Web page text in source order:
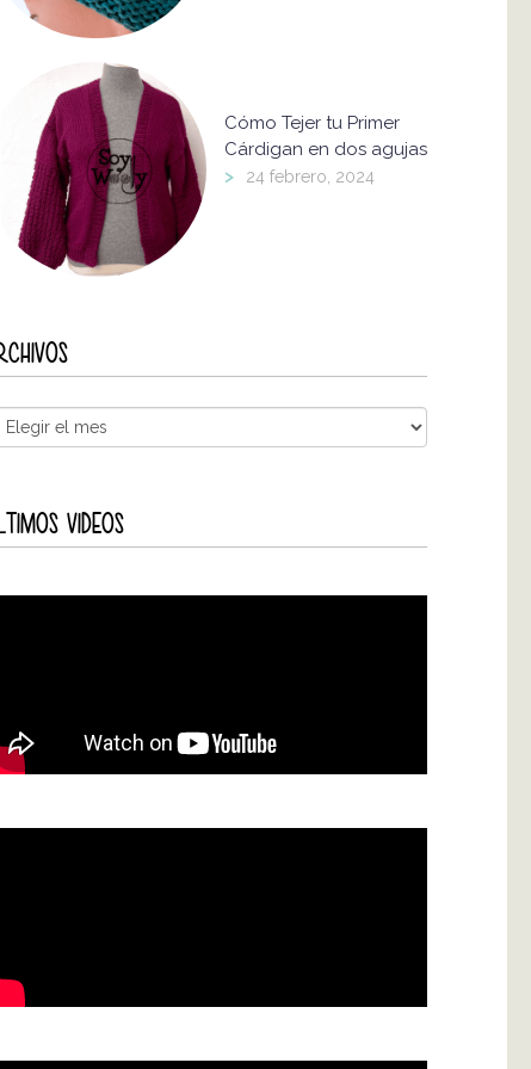
Cómo Tejer tu Primer
Cárdigan en dos agujas
> 24 febrero, 2024
VIDEOS